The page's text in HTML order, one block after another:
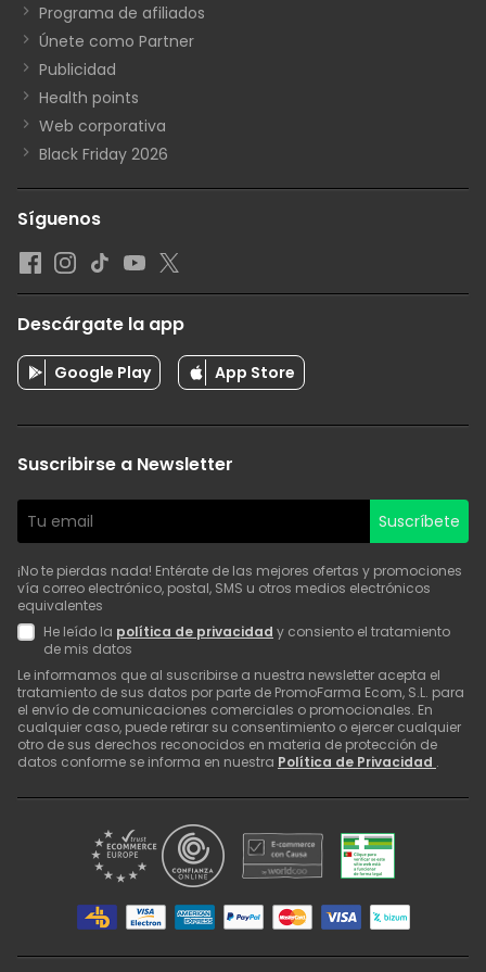
Programa de afiliados
Únete como Partner
Publicidad
Health points
Web corporativa
Black Friday 2026
Síguenos
Descárgate la app
Google Play App Store
Suscribirse a Newsletter
Suscríbete
¡No te pierdas nada! Entérate de las mejores ofertas y promociones
vía correo electrónico, postal, SMS u otros medios electrónicos
equivalentes
He leído la política de privacidad y consiento el tratamiento
de mis datos
Le informamos que al suscribirse a nuestra newsletter acepta el
tratamiento de sus datos por parte de PromoFarma Ecom, S.L. para
el envío de comunicaciones comerciales o promocionales. En
cualquier caso, puede retirar su consentimiento o ejercer cualquier
otro de sus derechos reconocidos en materia de protección de
datos conforme se informa en nuestra Política de Privacidad .